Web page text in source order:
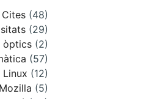
Cites (48)
(29)
òptics (2)
(57)
Linux (12)
Mozilla (5)